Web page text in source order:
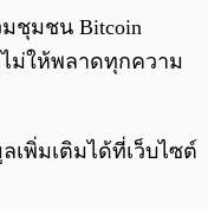
ชุมชน Bitcoin
ไม่ให้พลาดทุกความ
เพิ่มเติมได้ที่เว็บไซต์